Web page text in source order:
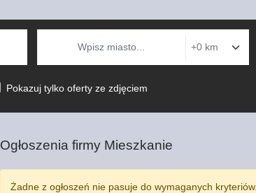
Pokazuj tylko oferty ze zdjęciem
Ogłoszenia firmy Mieszkanie
Żadne z ogłoszeń nie pasuje do wymaganych kryteriów.